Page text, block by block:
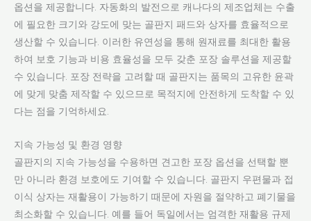
옵션을 제공합니다. 자동화의 발전으로 캐나다의 제조업체는 수출
에 필요한 크기와 강도에 맞는 골판지 패드와 상자를 효율적으로
생산할 수 있습니다. 이러한 유연성을 통해 원재료를 최대한 활용
하여 보호 기능과 비용 효율성을 모두 갖춘 포장 솔루션을 제공할
수 있습니다. 포장 전략을 고려할 때 골판지는 품목의 고유한 윤곽
에 맞게 맞춤 제작할 수 있으므로 목적지에 안전하게 도착할 수 있
다는 점을 기억하세요.
지속 가능성 및 환경 영향
골판지의 지속 가능성을 수용하면 견고한 포장 옵션을 선택할 뿐
만 아니라 환경 보호에도 기여할 수 있습니다. 골판지 우편물과 접
이식 상자는 재활용이 가능하기 때문에 자원을 절약하고 폐기물을
최소화할 수 있습니다. 예를 들어 독일에서는 엄격한 재활용 규제